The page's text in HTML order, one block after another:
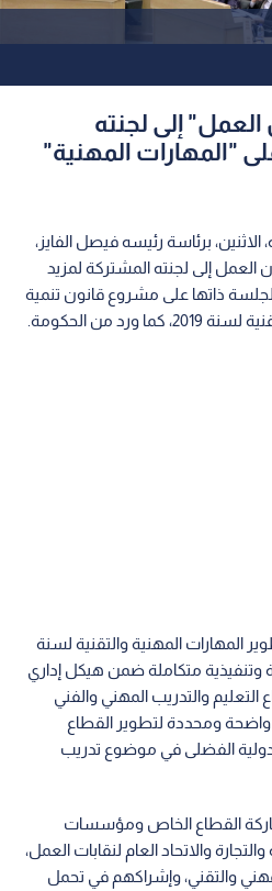
إلى لجنته
"المهارات المهنية"
برئاسة رئيسه فيصل الفايز،
إلى لجنته المشتركة لمزيد
ذاتها على مشروع قانون تنمية
ورد من الحكومة.
المهارات المهنية والتقنية لسنة
وتنفيذية متكاملة ضمن هيكل إداري
والتدريب المهني والفني
ومحددة لتطوير القطاع
الفضلى في موضوع تدريب
القطاع الخاص ومؤسسات
والاتحاد العام لنقابات العمل،
والتقني، وإشراكهم في تحمل